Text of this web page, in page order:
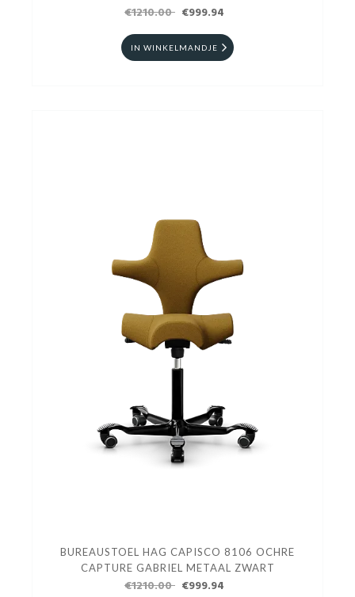
€1210.00 €999.94
IN WINKELMANDJE
BUREAUSTOEL HAG CAPISCO 8106 OCHRE
CAPTURE GABRIEL METAAL ZWART
€1210.00 €999.94